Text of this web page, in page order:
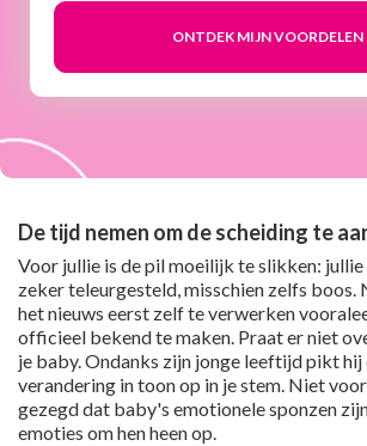
De tijd nemen om de scheiding te
Voor jullie is de pil moeilijk te slikken:
zeker teleurgesteld, misschien zelfs boos.
het nieuws eerst zelf te verwerken
officieel bekend te maken. Praat er niet
je baby. Ondanks zijn jonge leeftijd pikt hij
verandering in toon op in je stem. Niet
gezegd dat baby's emotionele sponzen
emoties om hen heen op.